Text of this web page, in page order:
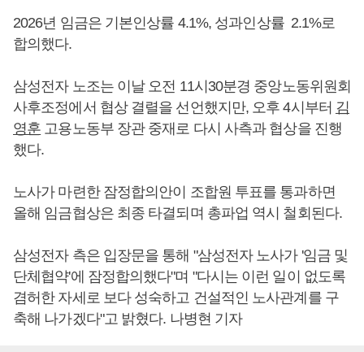
2026년 임금은 기본인상률 4.1%, 성과인상률 2.1%로
합의했다.
삼성전자 노조는 이날 오전 11시30분경 중앙노동위원회
사후조정에서 협상 결렬을 선언했지만, 오후 4시부터 김
영훈 고용노동부 장관 중재로 다시 사측과 협상을 진행
했다.
노사가 마련한 잠정합의안이 조합원 투표를 통과하면
올해 임금협상은 최종 타결되며 총파업 역시 철회된다.
삼성전자 측은 입장문을 통해 "삼성전자 노사가 '임금 및
단체협약'에 잠정합의했다"며 "다시는 이런 일이 없도록
겸허한 자세로 보다 성숙하고 건설적인 노사관계를 구
축해 나가겠다"고 밝혔다. 나병현 기자